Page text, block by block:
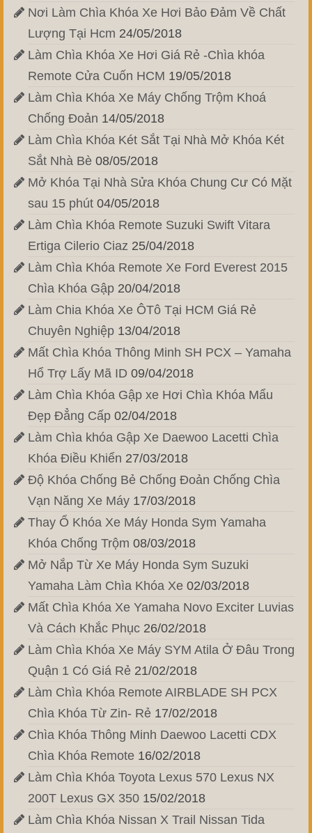
Nơi Làm Chìa Khóa Xe Hơi Bảo Đảm Về Chất
Lượng Tại Hcm 24/05/2018
Làm Chìa Khóa Xe Hơi Giá Rẻ -Chìa khóa
Remote Cửa Cuốn HCM 19/05/2018
Làm Chìa Khóa Xe Máy Chống Trộm Khoá
Chống Đoản 14/05/2018
Làm Chìa Khóa Két Sắt Tại Nhà Mở Khóa Két
Sắt Nhà Bè 08/05/2018
Mở Khóa Tại Nhà Sửa Khóa Chung Cư Có Mặt
sau 15 phút 04/05/2018
Làm Chìa Khóa Remote Suzuki Swift Vitara
Ertiga Cilerio Ciaz 25/04/2018
Làm Chìa Khóa Remote Xe Ford Everest 2015
Chìa Khóa Gập 20/04/2018
Làm Chia Khóa Xe ÔTô Tại HCM Giá Rẻ
Chuyên Nghiệp 13/04/2018
Mất Chìa Khóa Thông Minh SH PCX – Yamaha
Hổ Trợ Lấy Mã ID 09/04/2018
Làm Chìa Khóa Gập xe Hơi Chìa Khóa Mẩu
Đẹp Đẳng Cấp 02/04/2018
Làm Chìa khóa Gập Xe Daewoo Lacetti Chìa
Khóa Điều Khiển 27/03/2018
Độ Khóa Chống Bẻ Chống Đoản Chống Chìa
Vạn Năng Xe Máy 17/03/2018
Thay Ổ Khóa Xe Máy Honda Sym Yamaha
Khóa Chống Trộm 08/03/2018
Mở Nắp Từ Xe Máy Honda Sym Suzuki
Yamaha Làm Chìa Khóa Xe 02/03/2018
Mất Chìa Khóa Xe Yamaha Novo Exciter Luvias
Và Cách Khắc Phục 26/02/2018
Làm Chìa Khóa Xe Máy SYM Atila Ở Đâu Trong
Quận 1 Có Giá Rẻ 21/02/2018
Làm Chìa Khóa Remote AIRBLADE SH PCX
Chìa Khóa Từ Zin- Rẻ 17/02/2018
Chìa Khóa Thông Minh Daewoo Lacetti CDX
Chìa Khóa Remote 16/02/2018
Làm Chìa Khóa Toyota Lexus 570 Lexus NX
200T Lexus GX 350 15/02/2018
Làm Chìa Khóa Nissan X Trail Nissan Tida